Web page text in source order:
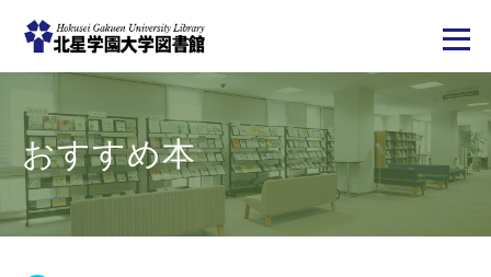
テ
ン
に
移
おすすめ本